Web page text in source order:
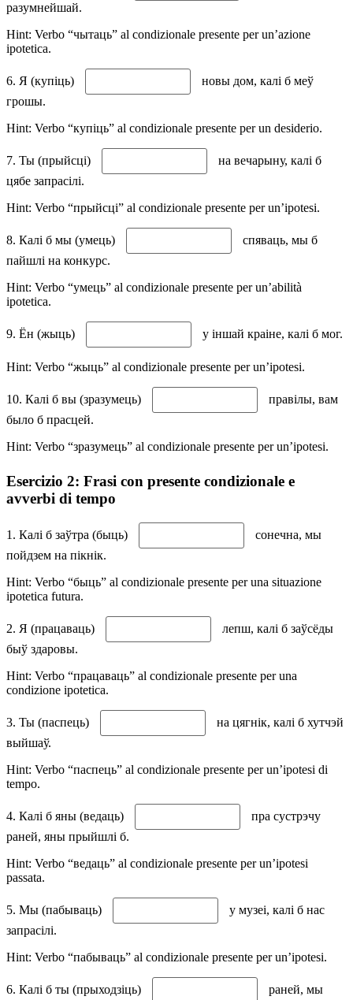
разумнейшай.
Hint: Verbo “чытаць” al condizionale presente per un’azione
ipotetica.
6. Я (купіць)
новы дом, калі б меў
грошы.
Hint: Verbo “купіць” al condizionale presente per un desiderio.
7. Ты (прыйсці)
на вечарыну, калі б
цябе запрасілі.
Hint: Verbo “прыйсці” al condizionale presente per un’ipotesi.
8. Калі б мы (умець)
спяваць, мы б
пайшлі на конкурс.
Hint: Verbo “умець” al condizionale presente per un’abilità
ipotetica.
9. Ён (жыць) у іншай краіне, калі б мог.
Hint: Verbo “жыць” al condizionale presente per un’ipotesi.
10. Калі б вы (зразумець)
правілы, вам
было б прасцей.
Hint: Verbo “зразумець” al condizionale presente per un’ipotesi.
Esercizio 2: Frasi con presente condizionale e
avverbi di tempo
1. Калі б заўтра (быць)
сонечна, мы
пойдзем на пікнік.
Hint: Verbo “быць” al condizionale presente per una situazione
ipotetica futura.
2. Я (працаваць)
лепш, калі б заўсёды
быў здаровы.
Hint: Verbo “працаваць” al condizionale presente per una
condizione ipotetica.
3. Ты (паспець)
на цягнік, калі б хутчэй
выйшаў.
Hint: Verbo “паспець” al condizionale presente per un’ipotesi di
tempo.
4. Калі б яны (ведаць)
пра сустрэчу
раней, яны прыйшлі б.
Hint: Verbo “ведаць” al condizionale presente per un’ipotesi
passata.
5. Мы (пабываць)
у музеі, калі б нас
запрасілі.
Hint: Verbo “пабываць” al condizionale presente per un’ipotesi.
6. Калі б ты (прыходзіць)
раней, мы